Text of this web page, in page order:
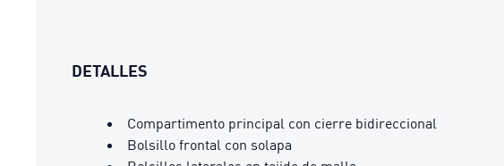
DETALLES
Compartimento principal con cierre bidireccional
Bolsillo frontal con solapa